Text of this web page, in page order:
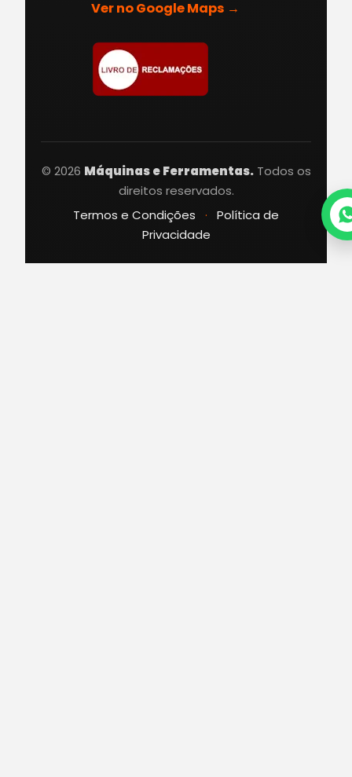
Ver no Google Maps →
© 2026 Máquinas e Ferramentas.Todos os
direitos reservados.
Termos e Condições
·
Política de
Privacidade